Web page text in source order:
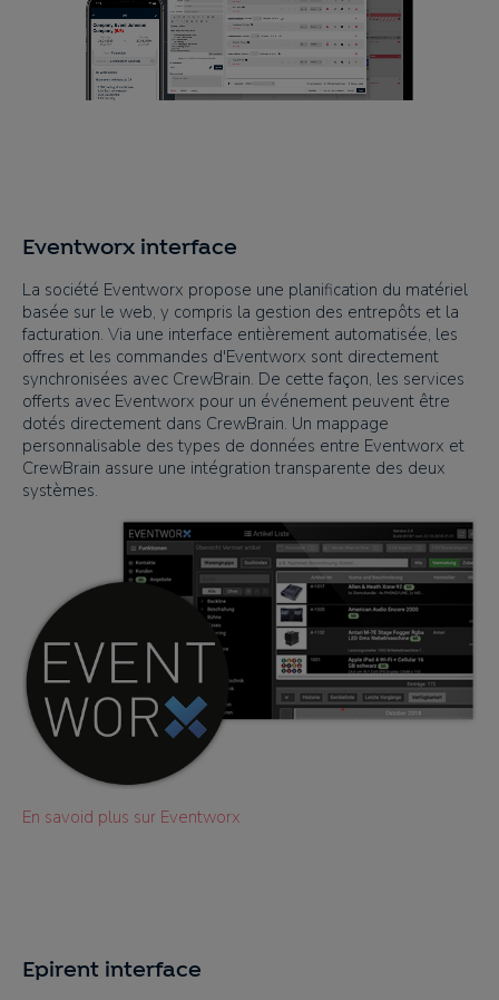
Eventworx interface
La société Eventworx propose une planification du matériel
basée sur le web, y compris la gestion des entrepôts et la
facturation. Via une interface entièrement automatisée, les
offres et les commandes d'Eventworx sont directement
synchronisées avec CrewBrain. De cette façon, les services
offerts avec Eventworx pour un événement peuvent être
dotés directement dans CrewBrain. Un mappage
personnalisable des types de données entre Eventworx et
CrewBrain assure une intégration transparente des deux
systèmes.
En savoid plus sur Eventworx
Epirent interface